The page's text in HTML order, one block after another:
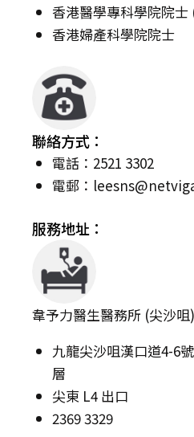
香港醫學專科學院院士
香港婦產科學院院士
聯絡方式：
電話：2521 3302
電郵：
服務地址：
韋予力醫生醫務所 (尖沙咀)
九龍尖沙咀漢口道4-6
層
尖東 L4 出口
2369 3329